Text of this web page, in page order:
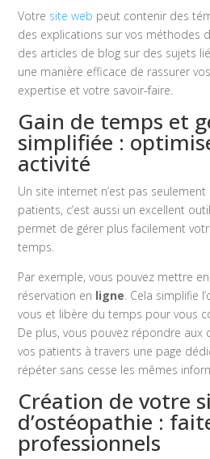
Votre site web peut contenir des
des explications sur vos méthodes
des articles de blog sur des sujets
une manière efficace de rassurer
expertise et votre savoir-faire.
Gain de temps et
simplifiée :
activité
Un site internet n’est pas
patients, c’est aussi un excellent
permet de gérer plus facilement
temps.
Par exemple, vous pouvez mettre
réservation en ligne. Cela simplifie
vous et libère du temps pour vous
De plus, vous pouvez répondre aux
vos patients à travers une page
répéter sans cesse les mêmes
Création de votre
d’ostéopathie :
professionnels